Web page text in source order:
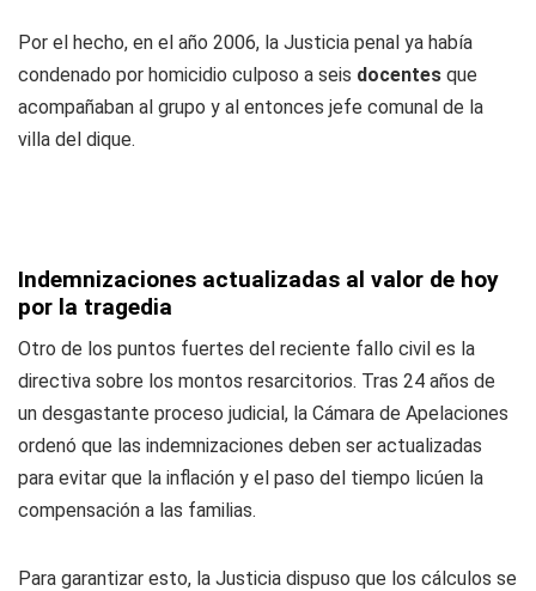
Por el hecho, en el año 2006, la Justicia penal ya había
condenado por homicidio culposo a seis docentes que
acompañaban al grupo y al entonces jefe comunal de la
villa del dique.
Indemnizaciones actualizadas al valor de hoy
por la tragedia
Otro de los puntos fuertes del reciente fallo civil es la
directiva sobre los montos resarcitorios. Tras 24 años de
un desgastante proceso judicial, la Cámara de Apelaciones
ordenó que las indemnizaciones deben ser actualizadas
para evitar que la inflación y el paso del tiempo licúen la
compensación a las familias.
Para garantizar esto, la Justicia dispuso que los cálculos se